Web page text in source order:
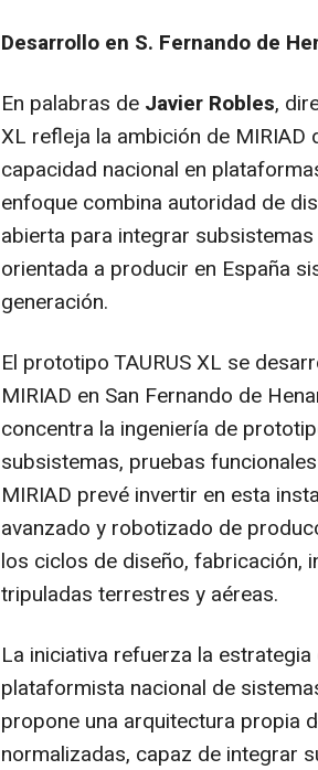
Desarrollo en S. Fernando de
En palabras de Javier Robles,
XL refleja la ambición de
capacidad nacional en
enfoque combina autoridad de
abierta para integrar
orientada a producir en España
generación.
El prototipo TAURUS XL se
MIRIAD en San Fernando de
concentra la ingeniería de
subsistemas, pruebas
MIRIAD prevé invertir en esta
avanzado y robotizado de
los ciclos de diseño, fabricación,
tripuladas terrestres y aéreas.
La iniciativa refuerza la
plataformista nacional de
propone una arquitectura propia
normalizadas, capaz de integrar